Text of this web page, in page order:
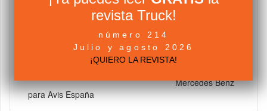
Mercedes Benz
para Avis España
revista Truck!
número 214
Julio y agosto 2026
¡QUIERO LA REVISTA!